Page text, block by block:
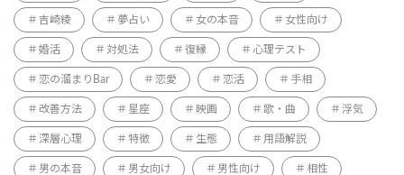
吉崎綾 夢占い 女の本音 女性向け
婚活 対処法 復縁 心理テスト
恋の溜まりBar 恋愛 恋活 手相
改善方法 星座 映画 歌・曲 浮気
深層心理 特徴 生態 用語解説
男の本音 男女向け 男性向け 相性